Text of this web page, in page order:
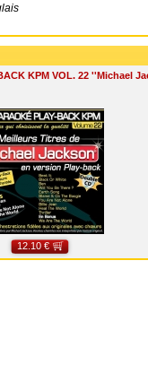
KPM VOL. 22 ''Michael
12.10 €